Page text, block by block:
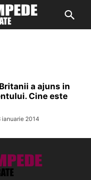
a ajuns in
Cine este
ianuarie 2014